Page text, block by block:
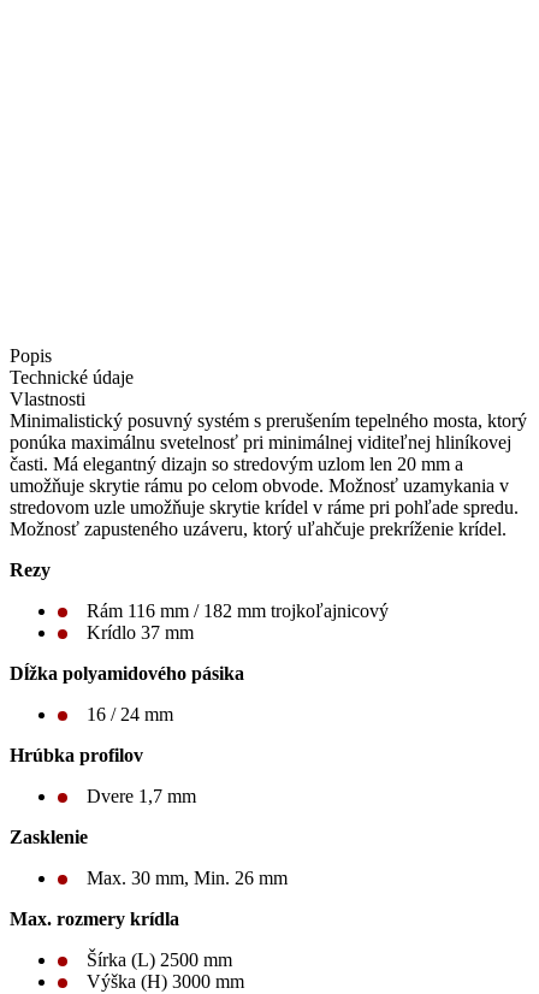
Popis
Technické údaje
Vlastnosti
Minimalistický posuvný systém s prerušením tepelného mosta, ktorý
ponúka maximálnu svetelnosť pri minimálnej viditeľnej hliníkovej
časti. Má elegantný dizajn so stredovým uzlom len 20 mm a
umožňuje skrytie rámu po celom obvode. Možnosť uzamykania v
stredovom uzle umožňuje skrytie krídel v ráme pri pohľade spredu.
Možnosť zapusteného uzáveru, ktorý uľahčuje prekríženie krídel.
Rezy
Rám 116 mm / 182 mm trojkoľajnicový
Krídlo 37 mm
Dĺžka polyamidového pásika
16 / 24 mm
Hrúbka profilov
Dvere 1,7 mm
Zasklenie
Max. 30 mm, Min. 26 mm
Max. rozmery krídla
Šírka (L) 2500 mm
Výška (H) 3000 mm